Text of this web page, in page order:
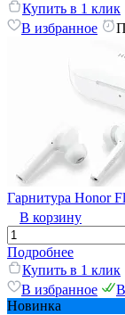
Купить в 1 клик
В избранное
Гарнитура Honor
В корзину
Подробнее
Купить в 1 клик
В избранное
Новинка